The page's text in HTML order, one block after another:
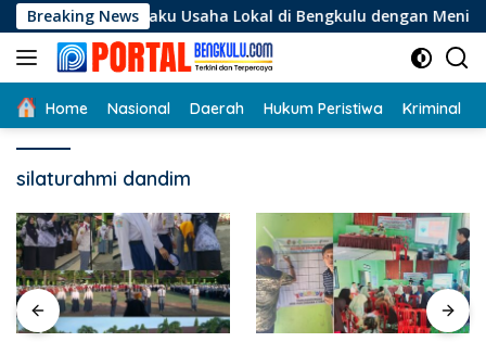
Langsung
ke
konten
Breaking News
Pelaku Usaha Lokal di Bengkulu dengan Meningkatkan
Home Nasional Daerah Hukum Peristiwa Kriminal
silaturahmi dandim